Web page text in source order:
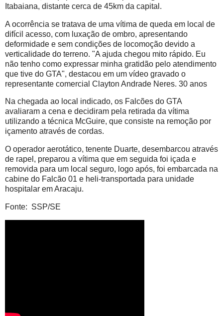
Itabaiana, distante cerca de 45km da capital.
A ocorrência se tratava de uma vítima de queda em local de
difícil acesso, com luxação de ombro, apresentando
deformidade e sem condições de locomoção devido a
verticalidade do terreno. "A ajuda chegou mito rápido. Eu
não tenho como expressar minha gratidão pelo atendimento
que tive do GTA", destacou em um vídeo gravado o
representante comercial Clayton Andrade Neres. 30 anos
Na chegada ao local indicado, os Falcões do GTA
avaliaram a cena e decidiram pela retirada da vítima
utilizando a técnica McGuire, que consiste na remoção por
içamento através de cordas.
O operador aerotático, tenente Duarte, desembarcou através
de rapel, preparou a vítima que em seguida foi içada e
removida para um local seguro, logo após, foi embarcada na
cabine do Falcão 01 e heli-transportada para unidade
hospitalar em Aracaju.
Fonte: SSP/SE